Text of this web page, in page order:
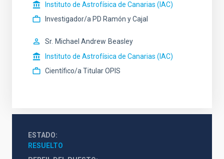
Instituto de Astrofísica de Canarias (IAC)
Investigador/a PD Ramón y Cajal
Sr. Michael Andrew Beasley
Instituto de Astrofísica de Canarias (IAC)
Científico/a Titular OPIS
ESTADO
RESUELTO